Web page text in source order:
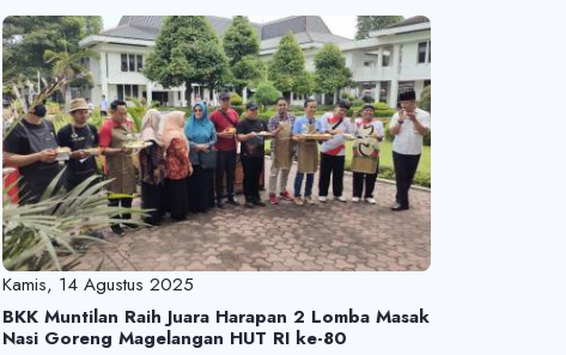
Kamis, 14 Agustus 2025
BKK Muntilan Raih Juara Harapan 2 Lomba Masak
Nasi Goreng Magelangan HUT RI ke-80